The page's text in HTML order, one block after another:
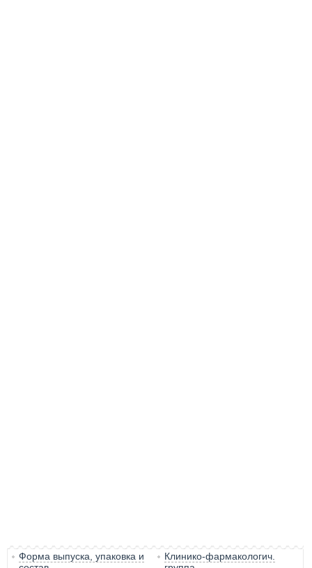
Форма выпуска, упаковка и
Клинико-фармакологич.